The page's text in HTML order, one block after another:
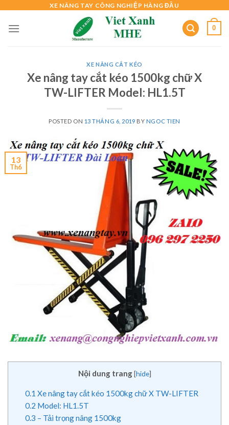
content
XE NÂNG TAY CÔNG NGHIỆP HÀNG ĐẦU
0
XE NÂNG CẮT KÉO
Xe nâng tay cắt kéo 1500kg chữ X
TW-LIFTER Model: HL1.5T
POSTED ON 13 THÁNG 6, 2019 BY NGOC TIEN
13
Th6
Nội dung trang [hide]
0.1 Xe nâng tay cắt kéo 1500kg chữ X TW-LIFTER
0.2 Model: HL1.5T
0.3 – Tải trọng nâng 1500kg